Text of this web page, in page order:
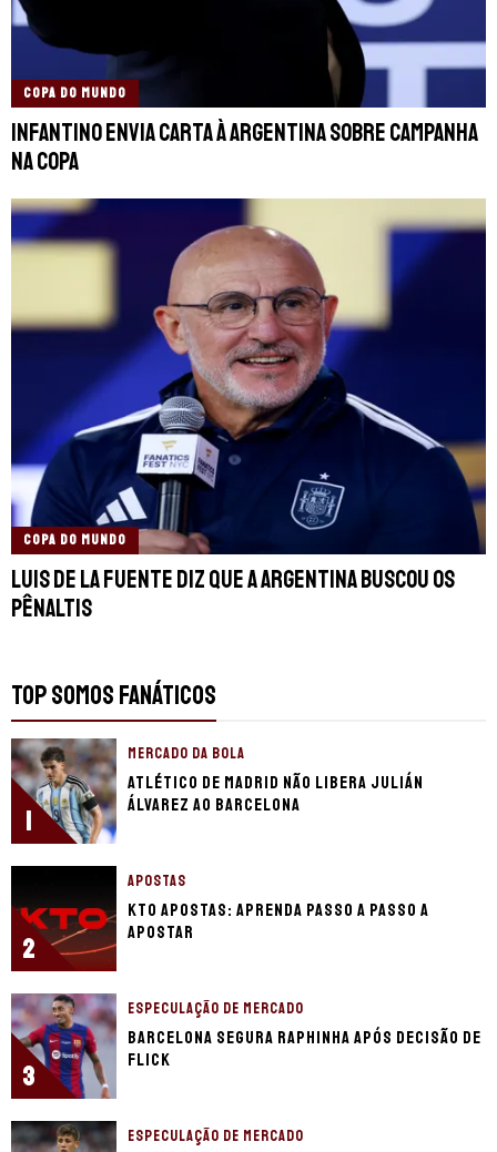
COPA DO MUNDO
Infantino envia carta à Argentina sobre campanha
na Copa
COPA DO MUNDO
Luis de la Fuente diz que a Argentina buscou os
pênaltis
TOP SOMOS FANÁTICOS
1
MERCADO DA BOLA
Atlético de Madrid não libera Julián
Álvarez ao Barcelona
2
APOSTAS
KTO apostas: Aprenda passo a passo a
apostar
3
ESPECULAÇÃO DE MERCADO
Barcelona segura Raphinha após decisão de
Flick
ESPECULAÇÃO DE MERCADO